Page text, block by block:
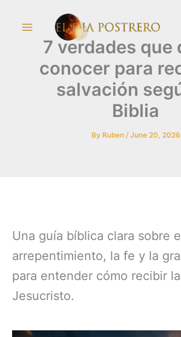
7 verdades que
conocer para
salvación
Biblia
By Ruben /June 20, 2026
Una guía bíblica clara sobre
arrepentimiento, la fe y la
para entender cómo recibir
Jesucristo.